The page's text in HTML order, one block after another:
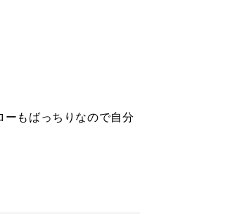
ーもばっちりなので自分